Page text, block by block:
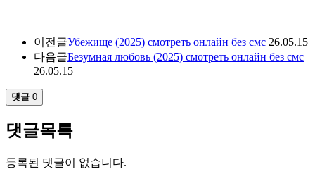
이전글Убежище (2025) смотреть онлайн без смс 26.05.15
다음글Безумная любовь (2025) смотреть онлайн без смс
26.05.15
댓글 0
댓글목록
등록된 댓글이 없습니다.